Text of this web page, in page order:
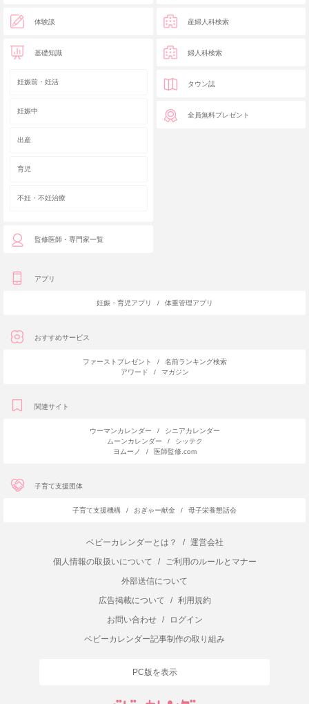
体験談
基礎知識
妊娠前・妊活
妊娠中
出産
育児
不妊・不妊治療
監修医師・専門家一覧
産婦人科検索
婦人科検索
タウン誌
全員無料プレゼント
アプリ
妊娠・育児アプリ / 体重管理アプリ
おすすめサービス
ファーストプレゼント /
名前ランキング検索
アワード
/ マガジン
関連サイト
ウーマンカレンダー /
シニアカレンダー
ムーンカレンダー
/
シッテク
ヨムーノ
/ 医師監修.com
子育て支援団体
子育て支援機構 / おぎゃー献金 / 母子栄養懇話会
ベビーカレンダーとは？ /
運営会社
個人情報の取扱いについて
/
ご利用のルールとマナー
外部送信について
広告掲載について
/
利用規約
お問い合わせ
/
ログイン
ベビーカレンダー記事制作の取り組み
PC版を表示